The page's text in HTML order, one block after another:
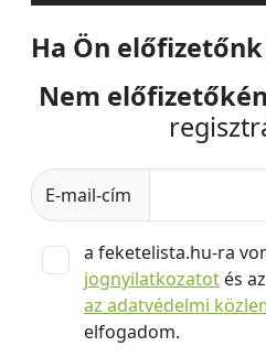
Ha Ön előfizetőnk
Nem
E-mail-cím
a feketelista.hu-ra
jognyilatkozatot és az
az adatvédelmi
elfogadom.